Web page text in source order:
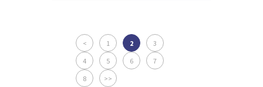
< 1 2
3
4
5 6
7
8
>>